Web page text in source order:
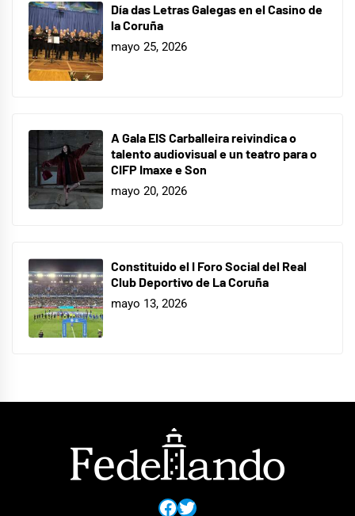
Día das Letras Galegas en el Casino de
la Coruña
mayo 25, 2026
A Gala EIS Carballeira reivindica o
talento audiovisual e un teatro para o
CIFP Imaxe e Son
mayo 20, 2026
Constituido el I Foro Social del Real
Club Deportivo de La Coruña
mayo 13, 2026
Facebook
Twitter